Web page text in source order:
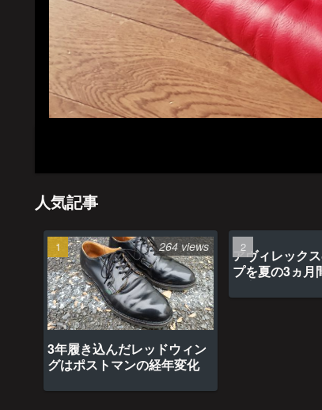
人気記事
3年履き込んだレッドウィン
グはポストマンの経年変化
264 views
アヴィレック
プを夏の3ヵ月